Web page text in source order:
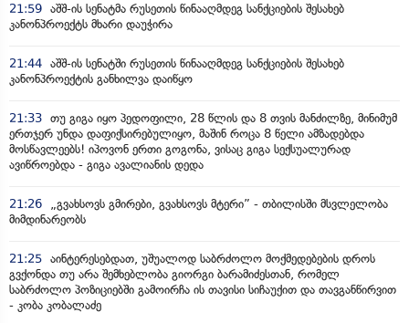
21:59 აშშ-ის სენატმა რუსეთის წინააღმდეგ სანქციების შესახებ
კანონპროექტს მხარი დაუჭირა
21:44 აშშ-ის სენატში რუსეთის წინააღმდეგ სანქციების შესახებ
კანონპროექტის განხილვა დაიწყო
21:33 თუ გიგა იყო პედოფილი, 28 წლის და 8 თვის მანძილზე, მინიმუმ
ერთჯერ უნდა დაფიქსირებულიყო, მაშინ როცა 8 წელი ამზადებდა
მოსწავლეებს! იპოვონ ერთი გოგონა, ვისაც გიგა სექსუალურად
ავიწროებდა - გიგა ავალიანის დედა
21:26
„გვახსოვს გმირები, გვახსოვს მტერი” - თბილისში მსვლელობა
მიმდინარეობს
21:25 აინტერესებდათ, უშუალოდ საბრძოლო მოქმედებების დროს
გვქონდა თუ არა შემხებლობა გიორგი ბარამიძესთან, რომელ
საბრძოლო პოზიციებში გამოირჩა ის თავისი სიჩაუქით და თავგანწირვით
- კობა კობალაძე